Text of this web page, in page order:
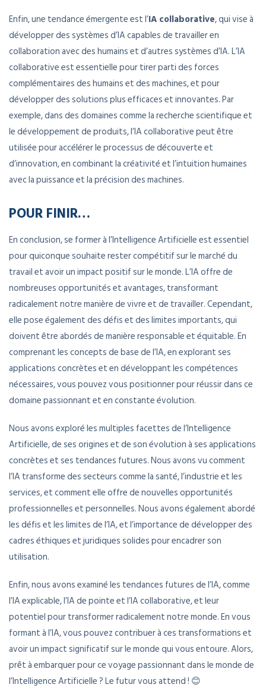
Enfin, une tendance émergente est l’IA collaborative, qui vise à
développer des systèmes d’IA capables de travailler en
collaboration avec des humains et d’autres systèmes d’IA. L’IA
collaborative est essentielle pour tirer parti des forces
complémentaires des humains et des machines, et pour
développer des solutions plus efficaces et innovantes. Par
exemple, dans des domaines comme la recherche scientifique et
le développement de produits, l’IA collaborative peut être
utilisée pour accélérer le processus de découverte et
d’innovation, en combinant la créativité et l’intuition humaines
avec la puissance et la précision des machines.
POUR FINIR…
En conclusion, se former à l’Intelligence Artificielle est essentiel
pour quiconque souhaite rester compétitif sur le marché du
travail et avoir un impact positif sur le monde. L’IA offre de
nombreuses opportunités et avantages, transformant
radicalement notre manière de vivre et de travailler. Cependant,
elle pose également des défis et des limites importants, qui
doivent être abordés de manière responsable et équitable. En
comprenant les concepts de base de l’IA, en explorant ses
applications concrètes et en développant les compétences
nécessaires, vous pouvez vous positionner pour réussir dans ce
domaine passionnant et en constante évolution.
Nous avons exploré les multiples facettes de l’Intelligence
Artificielle, de ses origines et de son évolution à ses applications
concrètes et ses tendances futures. Nous avons vu comment
l’IA transforme des secteurs comme la santé, l’industrie et les
services, et comment elle offre de nouvelles opportunités
professionnelles et personnelles. Nous avons également abordé
les défis et les limites de l’IA, et l’importance de développer des
cadres éthiques et juridiques solides pour encadrer son
utilisation.
Enfin, nous avons examiné les tendances futures de l’IA, comme
l’IA explicable, l’IA de pointe et l’IA collaborative, et leur
potentiel pour transformer radicalement notre monde. En vous
formant à l’IA, vous pouvez contribuer à ces transformations et
avoir un impact significatif sur le monde qui vous entoure. Alors,
prêt à embarquer pour ce voyage passionnant dans le monde de
l’Intelligence Artificielle ? Le futur vous attend ! 😊